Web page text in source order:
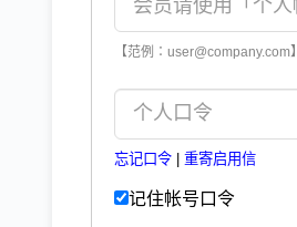
【范例：user@company.com】
忘记口令 重寄启用信
记住帐号口令